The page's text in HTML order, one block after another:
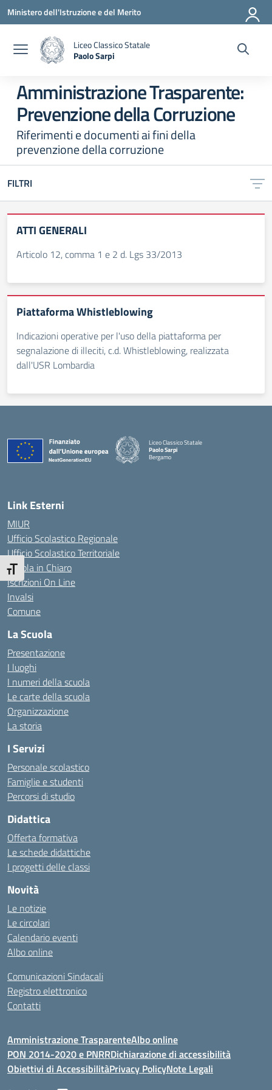
Attiva/disattiva dimensione testo
Vai ai contenuti
Vai al menu di navigazione
Vai al footer
Ministero dell'Istruzione e del Merito
Liceo Classico Statale
Paolo Sarpi
Amministrazione Trasparente:
Prevenzione della Corruzione
Riferimenti e documenti ai fini della
prevenzione della corruzione
FILTRI
ATTI GENERALI
Articolo 12, comma 1 e 2 d. Lgs 33/2013
Piattaforma Whistleblowing
Indicazioni operative per l'uso della piattaforma per
segnalazione di illeciti, c.d. Whistleblowing, realizzata
dall'USR Lombardia
Liceo Classico Statale
Paolo Sarpi
Bergamo
— Visita la pagina iniziale della scuola
Link Esterni
MIUR
Ufficio Scolastico Regionale
Ufficio Scolastico Territoriale
Scuola in Chiaro
Iscrizioni On Line
Invalsi
Comune
La Scuola
Presentazione
I luoghi
I numeri della scuola
Le carte della scuola
Organizzazione
La storia
I Servizi
Personale scolastico
Famiglie e studenti
Percorsi di studio
Didattica
Offerta formativa
Le schede didattiche
I progetti delle classi
Novità
Le notizie
Le circolari
Calendario eventi
Albo online
Comunicazioni Sindacali
Registro elettronico
Contatti
Amministrazione TrasparenteAlbo online
PON 2014-2020 e PNRRDichiarazione di accessibilità
Obiettivi di AccessibilitàPrivacy PolicyNote Legali